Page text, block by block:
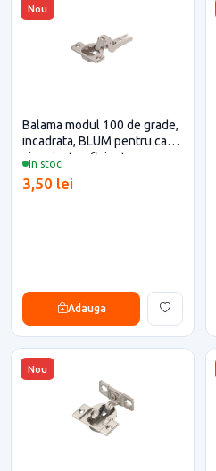
Nou
In stoc
Balama modul 100 de grade,
incadrata, BLUM pentru casa
si proiecte eficiente
3,50 lei
Adauga
Nou